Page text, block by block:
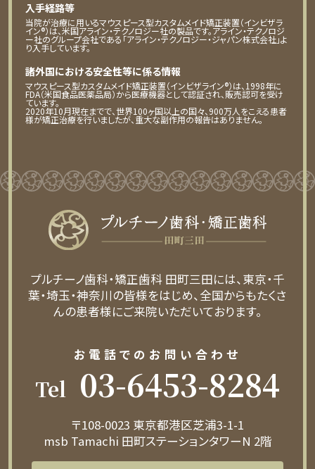
入手経路等
当院が治療に用いるマウスピース型カスタムメイド矯正装置（インビザラ
イン®）は、米国アライン・テクノロジー社の製品です。アライン・テクノロジ
ー社のグループ会社である「アライン・テクノロジー・ジャパン株式会社」よ
り入手しています。
諸外国における安全性等に係る情報
マウスピース型カスタムメイド矯正装置（インビザライン®）は、1998年に
FDA（米国食品医薬品局）から医療機器として認証され、販売認可を受け
ています。
2020年10月現在までで、世界100ヶ国以上の国々、900万人をこえる患者
様が矯正治療を行いましたが、重大な副作用の報告はありません。
プルチーノ歯科・矯正歯科 田町三田には、東京・千
葉・埼玉・神奈川の皆様をはじめ、全国からもたくさ
んの患者様にご来院いただいております。
お電話でのお問い合わせ
Tel 03-6453-8284
〒108-0023 東京都港区芝浦3-1-1
msb Tamachi 田町ステーションタワーN 2階